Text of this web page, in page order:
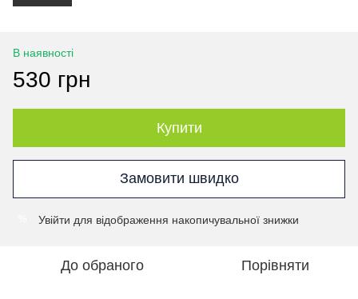
В наявності
530 грн
Купити
Замовити швидко
Увійти для відображення накопичувальної знижки
До обраного Порівняти